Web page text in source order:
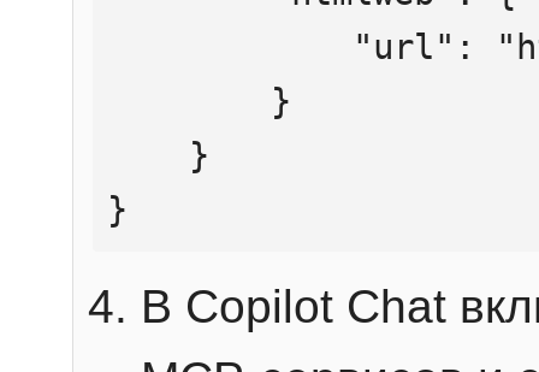
}
В Copilot Chat